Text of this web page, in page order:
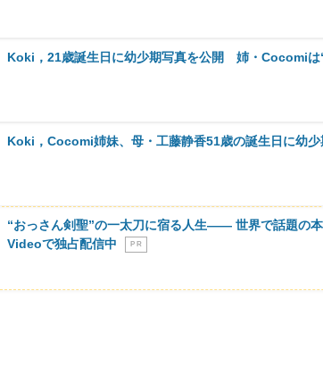
Koki，21歳誕生日に幼少期写真を公開 姉・Cocomiは
Koki，Cocomi姉妹、母・工藤静香51歳の誕生日に幼少
“おっさん剣聖”の一太刀に宿る人生―― 世界で話題の
Videoで独占配信中
P R